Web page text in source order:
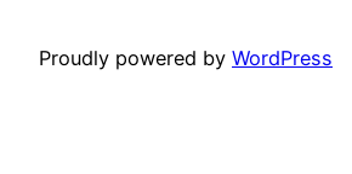
Proudly powered by WordPress